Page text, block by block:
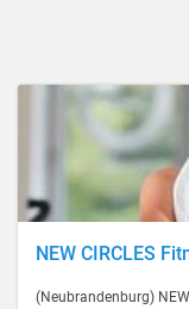
NEW CIRCLES
(Neubrandenburg)